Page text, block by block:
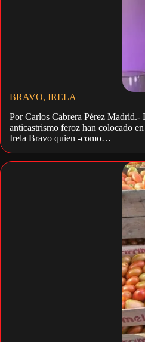
BRAVO, IRELA
Por Carlos Cabrera Pérez Madrid.-
anticastrismo feroz han colocado
Irela Bravo quien -como…